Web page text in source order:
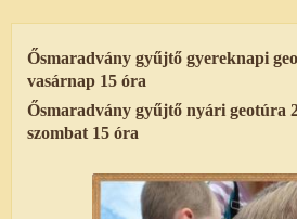
Ősmaradvány gyűjtő gyereknapi
vasárnap 15 óra
Ősmaradvány gyűjtő nyári geotúra
szombat 15 óra